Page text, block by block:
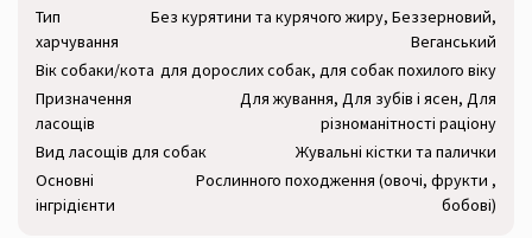
Тип
харчування
Без курятини та курячого жиру, Беззерновий,
Веганський
Вік собаки/кота для дорослих собак, для собак похилого віку
Призначення
ласощів
Для жування, Для зубів і ясен, Для
різноманітності раціону
Вид ласощів для собак
Жувальні кістки та палички
Основні
інгрідієнти
Рослинного походження (овочі, фрукти ,
бобові)